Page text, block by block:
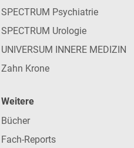
SPECTRUM Psychiatrie
SPECTRUM Urologie
UNIVERSUM INNERE MEDIZIN
Zahn Krone
Weitere
Bücher
Fach-Reports